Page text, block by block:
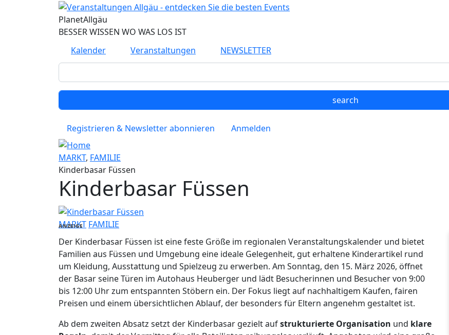
Direkt zum Inhalt
PlanetAllgäu
BESSER WISSEN WO WAS LOS IST
Kalender
Veranstaltungen NEWSLETTER
Registrieren & Newsletter abonnieren Anmelden
MARKT, FAMILIE
Kinderbasar Füssen
Kinderbasar Füssen
MARKT FAMILIE
ANZEIGE
Der Kinderbasar Füssen ist eine feste Größe im regionalen Veranstaltungskalender und bietet
Familien aus Füssen und Umgebung eine ideale Gelegenheit, gut erhaltene Kinderartikel rund
um Kleidung, Ausstattung und Spielzeug zu erwerben. Am Sonntag, den 15. März 2026, öffnet
der Basar seine Türen im Autohaus Heuberger und lädt Besucherinnen und Besucher von 9:00
bis 12:00 Uhr zum entspannten Stöbern ein. Der Fokus liegt auf nachhaltigem Kaufen, fairen
Preisen und einem übersichtlichen Ablauf, der besonders für Eltern angenehm gestaltet ist.
Ab dem zweiten Absatz setzt der Kinderbasar gezielt aufstrukturierte Organisation und klare